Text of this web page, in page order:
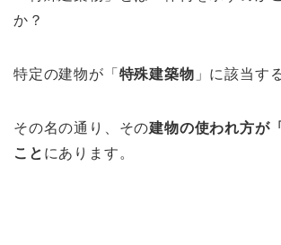
か？
特定の建物が「 特殊建築物 」に該当す
その名の通り、その建物の使われ方が
こと にあります。